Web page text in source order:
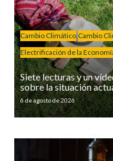
Cambio Climático Cambio
Electrificación de la
Siete lecturas y un
sobre la situación
6 de agosto de 2026